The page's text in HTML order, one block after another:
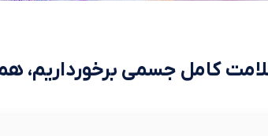
کامل جسمی برخورداریم،